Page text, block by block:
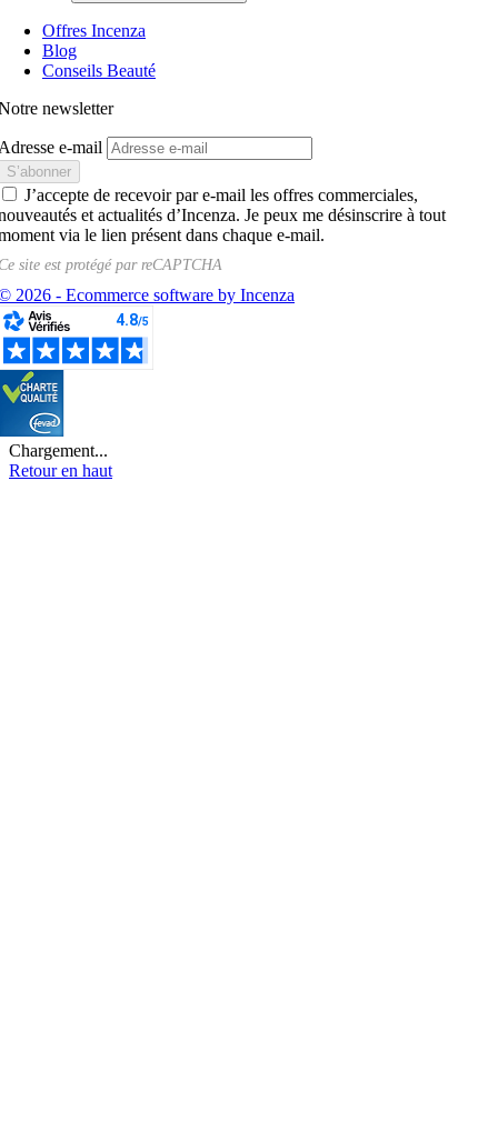
Offres Incenza
Blog
Conseils Beauté
newsletter
e-mail
J’accepte de recevoir par e-mail les offres commerciales,
et actualités d’Incenza. Je peux me désinscrire à tout
via le lien présent dans chaque e-mail.
site est protégé parreCAPTCHA
2026 - Ecommerce software by Incenza
Chargement...
Retour en haut